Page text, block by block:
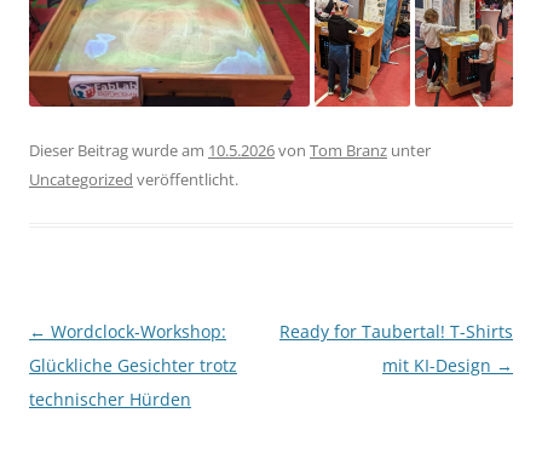
Dieser Beitrag wurde am 10.5.2026von Tom Branz unter
Uncategorized veröffentlicht.
Beitragsnavigation
← Wordclock-Workshop:
Glückliche Gesichter trotz
technischer Hürden
Ready for Taubertal! T-Shirts
mit KI-Design →